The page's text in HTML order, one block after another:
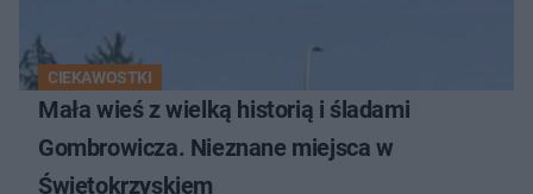
CIEKAWOSTKI
Mała wieś z wielką historią i śladami
Gombrowicza. Nieznane miejsca w
Świętokrzyskiem